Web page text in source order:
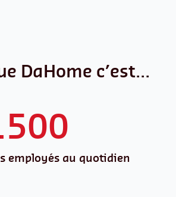
DaHome c’est…
employés au quotidien